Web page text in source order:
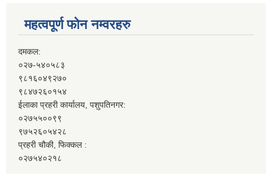
महत्वपूर्ण फोन नम्वरहरु
दमकल:
०२७-५४०५८३
९८१६०४९२७०
९८४७२६०१५४
ईलाका प्रहरी कार्यालय, पशुपतिनगर:
०२७५५००९९
९७५२६०५४२८
प्रहरी चौकी, फिक्कल :
०२७५४०२१८